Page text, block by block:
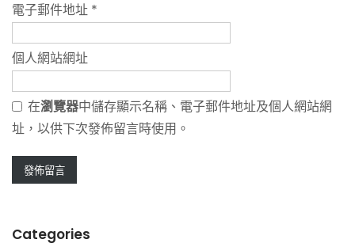
電子郵件地址 *
個人網站網址
在瀏覽器中儲存顯示名稱、電子郵件地址及個人網站網
址，以供下次發佈留言時使用。
Categories